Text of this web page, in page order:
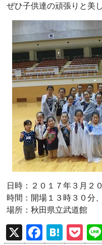
ぜひ子供達の頑張りと美
日時：２０１７年３月２
時間：開場１３時３０分
場所：秋田県立武道館
X
F
H
P